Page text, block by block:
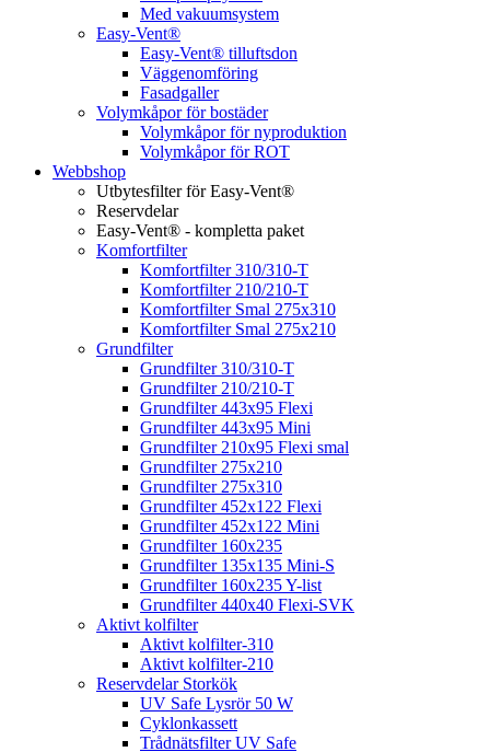
Med vakuumsystem
Easy-Vent®
Easy-Vent® tilluftsdon
Väggenomföring
Fasadgaller
Volymkåpor för bostäder
Volymkåpor för nyproduktion
Volymkåpor för ROT
Webbshop
Utbytesfilter för Easy-Vent®
Reservdelar
Easy-Vent® - kompletta paket
Komfortfilter
Komfortfilter 310/310-T
Komfortfilter 210/210-T
Komfortfilter Smal 275x310
Komfortfilter Smal 275x210
Grundfilter
Grundfilter 310/310-T
Grundfilter 210/210-T
Grundfilter 443x95 Flexi
Grundfilter 443x95 Mini
Grundfilter 210x95 Flexi smal
Grundfilter 275x210
Grundfilter 275x310
Grundfilter 452x122 Flexi
Grundfilter 452x122 Mini
Grundfilter 160x235
Grundfilter 135x135 Mini-S
Grundfilter 160x235 Y-list
Grundfilter 440x40 Flexi-SVK
Aktivt kolfilter
Aktivt kolfilter-310
Aktivt kolfilter-210
Reservdelar Storkök
UV Safe Lysrör 50 W
Cyklonkassett
Trådnätsfilter UV Safe